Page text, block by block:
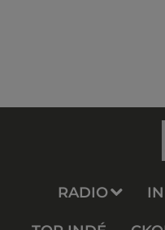
RADIO